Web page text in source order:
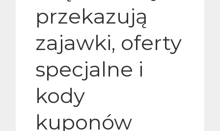
przekazują
zajawki, oferty
specjalne i
kody
kuponów